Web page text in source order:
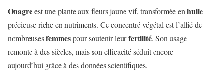
Onagreest une plante aux fleurs jaune vif, transformée enhuile
précieuse riche en nutriments. Ce concentré végétal est l’allié de
nombreusesfemmespour soutenir leurfertilité. Son usage
remonte à des siècles, mais son efficacité séduit encore
aujourd’hui grâce à des données scientifiques.